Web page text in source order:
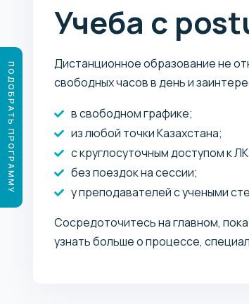
Учеба с
Дистанционное образование не
свободных часов в день и
в свободном графике;
из любой точки Казахстана;
с круглосуточным доступом к
без поездок на сессии;
у преподавателей с учеными
Сосредоточитесь на главном,
узнать больше о процессе,
ПОДОБРАТЬ ПРОГРАММУ